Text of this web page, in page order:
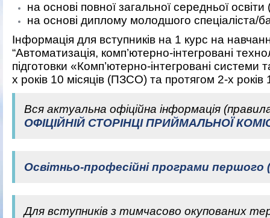
на основі повної загальної середньої
на основі диплому молодшого спеціаліста/
Інформація для вступників на 1 курс на
“Автоматизація, комп’ютерно-інтегровані
підготовки «Комп’ютерно-інтегровані
х років 10 місяців (ПЗСО) та протягом 2-х років
Вся актуальна офіційна інформація
ОФІЦІЙНІЙ СТОРІНЦІ ПРИЙМАЛЬНОЇ
Освітньо-професійні програми першого
Для вступників з тимчасово окупованих